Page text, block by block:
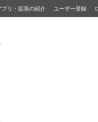
プリ・拡張の紹介 ユーザー登録